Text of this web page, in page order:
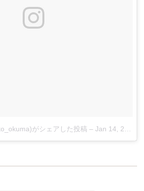
がシェアした投稿 – Jan 14, 2018 at 11:04am PST